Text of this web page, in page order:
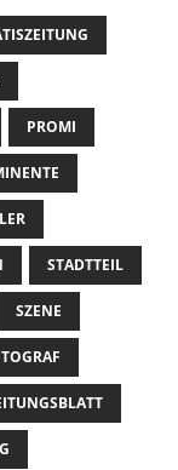
PROMI
STADTTEIL
SZENE